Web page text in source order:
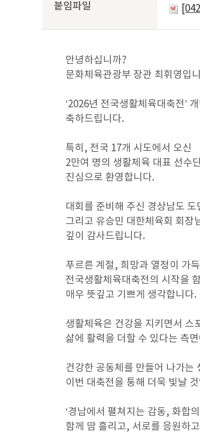
붙임파일
안녕하십니까?
문화체육관광부 장관 최휘영입
‘2026년 전국생활체육대축전’
축하드립니다.
특히, 전국 17개 시도에서 오신
2만여 명의 생활체육 대표 선수
진심으로 환영합니다.
대회를 준비해 주신 경상남도
그리고 유승민 대한체육회 회장
깊이 감사드립니다.
푸르른 계절, 희망과 열정이 가
전국생활체육대축전의 시작을
매우 뜻깊고 기쁘게 생각합니다.
생활체육은 건강을 지키면서 스
삶에 활력을 더할 수 있다는 측
건강한 공동체를 만들어 나가는
이번 대축전을 통해 더욱 빛날
‘경남에서 펼쳐지는 감동, 화합
함께 땀 흘리고, 서로를 응원하